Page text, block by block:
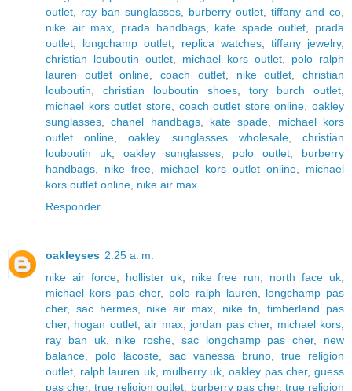
outlet
ray ban sunglasses burberry outlet tiffany and co
nike air max
prada handbags, kate spade outlet
prada
outlet
longchamp outlet replica watches, tiffany jewelry,
christian louboutin outlet
michael kors outlet
polo ralph
lauren outlet online ,coach outlet, nike outlet ,christian
louboutin
christian louboutin shoes tory burch outlet
michael kors outlet store, coach outlet store online
oakley
sunglasses ,chanel handbags, kate spade
michael kors
outlet online ,oakley sunglasses wholesale,christian
louboutin uk ,oakley sunglasses, polo outlet, burberry
handbags
nike free michael kors outlet online
michael
kors outlet online nike air max
Responder
oakleyses 2:25 a. m.
nike air force, hollister uk, nike free run north face uk
michael kors pas cher, polo ralph lauren
longchamp pas
cher, sac hermes, nike air max, nike tn ,timberland pas
cher, hogan outlet,air max, jordan pas cher, michael kors
ray ban uk, nike roshe sac longchamp pas cher, new
balance
polo lacoste sac vanessa bruno
true religion
outlet
ralph lauren uk mulberry uk ,oakley pas cher,guess
pas cher,true religion outlet burberry pas cher, true religion